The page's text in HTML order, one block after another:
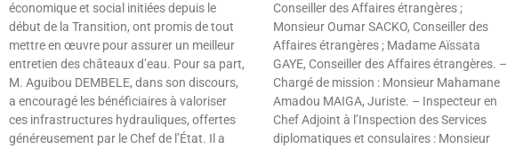
économique et social initiées depuis le
début de la Transition, ont promis de tout
mettre en œuvre pour assurer un meilleur
entretien des châteaux d’eau. Pour sa part,
M. Aguibou DEMBELE, dans son discours,
a encouragé les bénéficiaires à valoriser
ces infrastructures hydrauliques, offertes
généreusement par le Chef de l’État. Il a
Conseiller des Affaires étrangères ;
Monsieur Oumar SACKO, Conseiller des
Affaires étrangères ; Madame Aïssata
GAYE, Conseiller des Affaires étrangères. –
Chargé de mission : Monsieur Mahamane
Amadou MAIGA, Juriste. – Inspecteur en
Chef Adjoint à l’Inspection des Services
diplomatiques et consulaires : Monsieur